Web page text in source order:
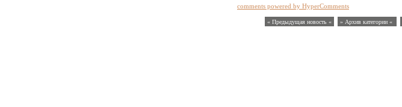
comments powered by HyperComments
« Предыдущая новость « » Архив категории «